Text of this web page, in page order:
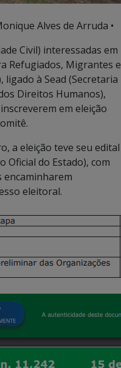
Alves de Arruda •
Civil) interessadas em
Refugiados, Migrantes e
à Sead (Secretaria
Direitos Humanos),
em eleição
a eleição teve seu edital
Oficial do Estado), com
encaminharem
eleitoral.